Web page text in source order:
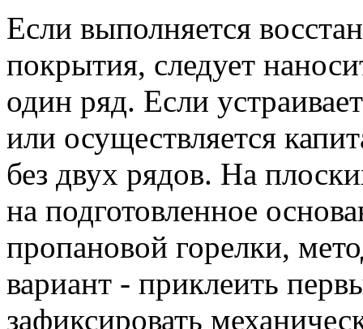
Если выполняется
покрытия, следует
один ряд. Если
или осуществляется
без двух рядов. На
на подготовленное
пропановой горелки,
вариант - приклеить
зафиксировать